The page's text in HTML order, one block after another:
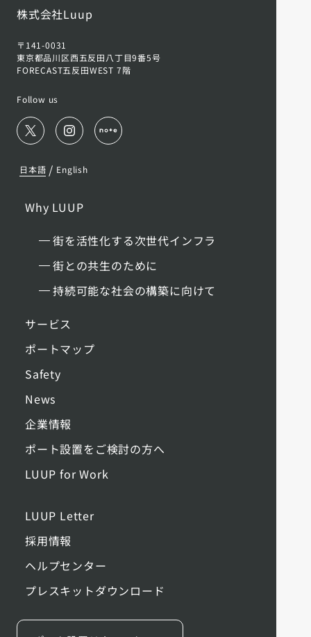
株式会社Luup
〒141-0031
東京都品川区西五反田八丁目9番5号
FORECAST五反田WEST 7階
Follow us
日本語 / English
Why LUUP
街を活性化する次世代インフラ
街との共生のために
持続可能な社会の構築に向けて
サービス
ポートマップ
Safety
News
企業情報
ポート設置をご検討の方へ
LUUP for Work
LUUP Letter
採用情報
ヘルプセンター
プレスキットダウンロード